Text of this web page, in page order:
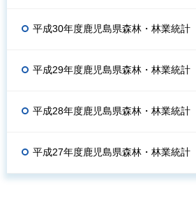
平成30年度鹿児島県森林・林業統計
平成29年度鹿児島県森林・林業統計
平成28年度鹿児島県森林・林業統計
平成27年度鹿児島県森林・林業統計